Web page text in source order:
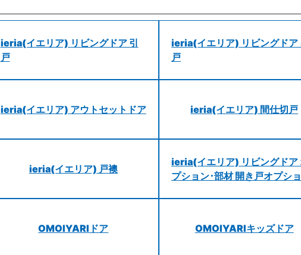
ieria(イエリア) リビングドア 引
戸
ieria(イエリア) リビングドア
戸
ieria(イエリア) アウトセットドア ieria(イエリア) 間仕切戸
ieria(イエリア) 戸襖
ieria(イエリア) リビングドア
プション･部材 開き戸オプシ
OMOIYARIドア OMOIYARIキッズドア